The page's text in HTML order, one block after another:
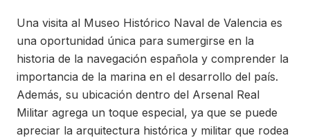
Una visita al Museo Histórico Naval de Valencia es
una oportunidad única para sumergirse en la
historia de la navegación española y comprender la
importancia de la marina en el desarrollo del país.
Además, su ubicación dentro del Arsenal Real
Militar agrega un toque especial, ya que se puede
apreciar la arquitectura histórica y militar que rodea